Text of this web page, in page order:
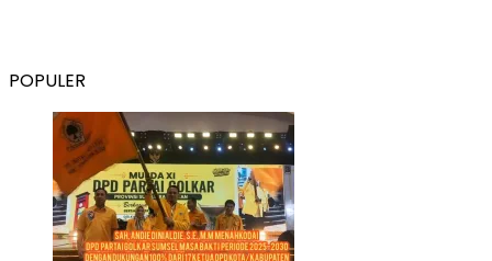
POPULER